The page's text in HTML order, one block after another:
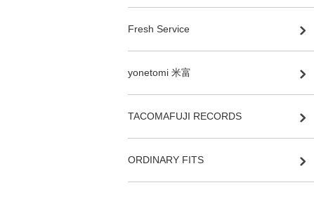
Fresh Service
yonetomi 米富
TACOMAFUJI RECORDS
ORDINARY FITS